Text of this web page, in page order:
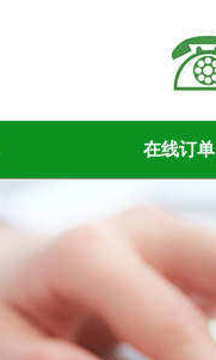
在线订单